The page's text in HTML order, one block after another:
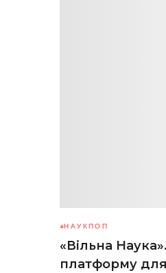
НАУКПОП
«Вільна
платформу для